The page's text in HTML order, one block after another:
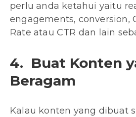
perlu anda ketahui yaitu
engagements, conversion,
Rate atau CTR dan lain
4. Buat Konten
Beragam
Kalau konten yang dibuat